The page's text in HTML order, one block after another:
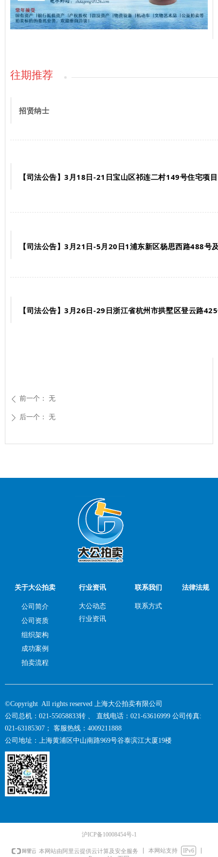
往期推荐
招贤纳士
【司法公告】3月18日-21日宝山区祁连二村149号住宅项目
【司法公告】3月21日-5月20日1浦东新区杨思西路488号
【司法公告】3月26日-29日浙江省杭州市拱墅区登云路
ꄴ 前一个： 无
ꄲ 后一个： 无
关于大公拍卖
公司简介
公司资质
组织架构
成功案例
拍卖流程
行业资讯
大公动态
行业资讯
联系我们
联系方式
法律法规
©Copyright All rights reserved 上海大公拍卖有限公司
公司总机：021-55058833转 、 直线电话：021-63616999 公司传真:
021-63185307； 客服热线：4009211888
公司地址：上海黄浦区中山南路969号谷泰滨江大厦19楼
沪ICP备10008454号-1
本网站由阿里云提供云计算及安全服务 本网站支持
IPv6